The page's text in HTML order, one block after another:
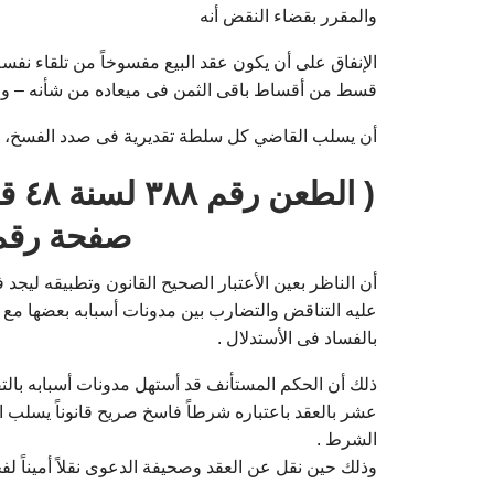
والمقرر بقضاء النقض أنه
الإنفاق على أن يكون عقد البيع مفسوخاً من تلقاء
قسط من أقساط باقى الثمن فى ميعاده من شأنه –
أن يسلب القاضي كل سلطة تقديرية فى صدد
صفحة رقم ۲۰۵۲
أن الناظر بعين الأعتبار الصحيح القانون وتطبيقه
عليه التناقض والتضارب بين مدونات أسبابه بعضها
بالفساد فى الأستدلال .
ذلك أن الحكم المستأنف قد أستهل مدونات أسبابه
عشر بالعقد باعتباره شرطاً فاسخ صريح قانوناً
الشرط .
وذلك حين نقل عن العقد وصحيفة الدعوى نقلاً أميناً